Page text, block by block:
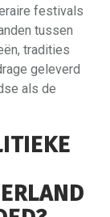
festivals
tussen
tradities
geleverd
als de